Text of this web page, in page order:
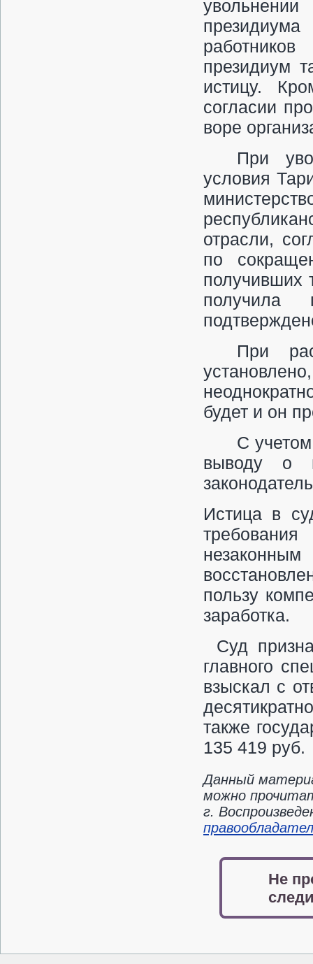
президиума
президиум
истицу.
согласии
воре
При
условия
отрасли,
по
получивших
получила
При
будет и он
С
выводу о
Истица в
пользу
заработка.
Суд
главного
взыскал с
также
135 419 руб.
Данный
можно
г.
Не